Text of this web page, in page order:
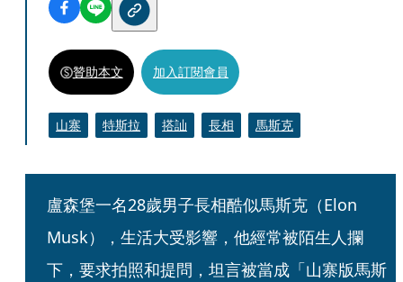
贊助本文 加入訂閱會員
山寨 特斯拉 搭訕 長相 馬斯克
盧森堡一名28歲男子長相酷似馬斯克（Elon
Musk），生活大受影響，他經常被陌生人攔
下，要求拍照和提問，坦言被當成「山寨版馬斯